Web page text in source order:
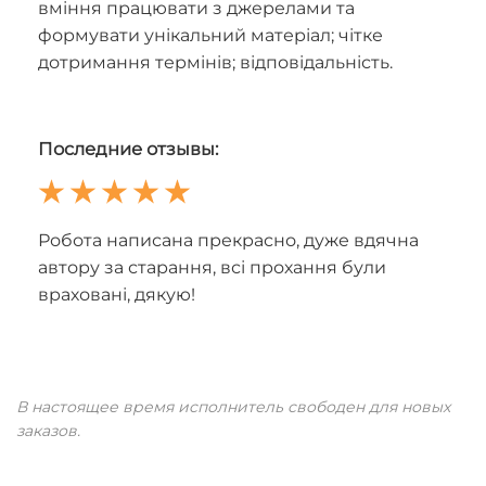
вміння працювати з джерелами та
формувати унікальний матеріал; чітке
дотримання термінів; відповідальність.
Последние отзывы:
Робота написана прекрасно, дуже вдячна
автору за старання, всі прохання були
враховані, дякую!
В настоящее время исполнитель свободен для новых
заказов.